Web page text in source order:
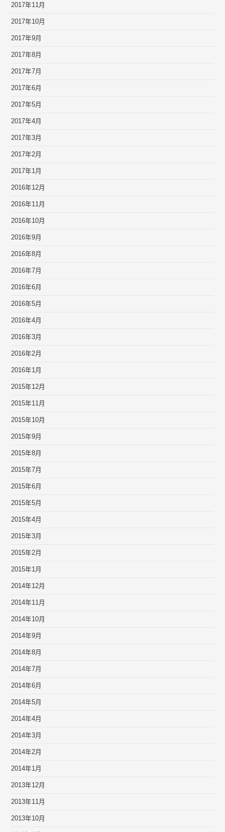
2017年11月
2017年10月
2017年9月
2017年8月
2017年7月
2017年6月
2017年5月
2017年4月
2017年3月
2017年2月
2017年1月
2016年12月
2016年11月
2016年10月
2016年9月
2016年8月
2016年7月
2016年6月
2016年5月
2016年4月
2016年3月
2016年2月
2016年1月
2015年12月
2015年11月
2015年10月
2015年9月
2015年8月
2015年7月
2015年6月
2015年5月
2015年4月
2015年3月
2015年2月
2015年1月
2014年12月
2014年11月
2014年10月
2014年9月
2014年8月
2014年7月
2014年6月
2014年5月
2014年4月
2014年3月
2014年2月
2014年1月
2013年12月
2013年11月
2013年10月